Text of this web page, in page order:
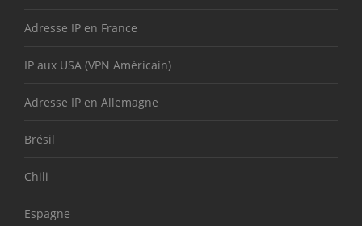
Adresse IP en France
IP aux USA (VPN Américain)
Adresse IP en Allemagne
Brésil
Chili
Espagne